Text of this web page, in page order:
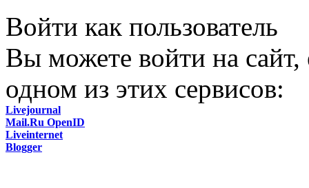
Войти как пользователь
Вы можете войти на сайт,
одном из этих сервисов:
Livejournal
Mail.Ru OpenID
Liveinternet
Blogger